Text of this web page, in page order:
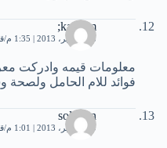
kareem;
28 سبتمبر، 2013 | 1:35 م
معلومات قيمه وادركت
فوائد للام الحامل ولصحة
soliman
30 سبتمبر، 2013 | 1:01 م